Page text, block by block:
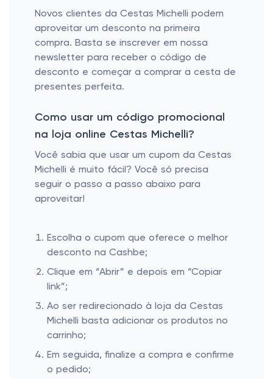
Novos clientes da Cestas Michelli podem
aproveitar um desconto na primeira
compra. Basta se inscrever em nossa
newsletter para receber o código de
desconto e começar a comprar a cesta de
presentes perfeita.
Como usar um código promocional
na loja online Cestas Michelli?
Você sabia que usar um cupom da Cestas
Michelli é muito fácil? Você só precisa
seguir o passo a passo abaixo para
aproveitar!
Escolha o cupom que oferece o melhor
desconto na Cashbe;
Clique em “Abrir” e depois em “Copiar
link”;
Ao ser redirecionado à loja da Cestas
Michelli basta adicionar os produtos no
carrinho;
Em seguida, finalize a compra e confirme
o pedido;